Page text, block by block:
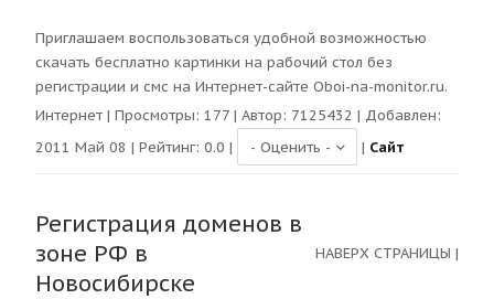
Приглашаем воспользоваться удобной возможностью
скачать бесплатно картинки на рабочий стол без
регистрации и смс на Интернет-сайте Oboi-na-monitor.ru.
Интернет | Просмотры: 177 | Автор: 7125432 | Добавлен:
2011 Май 08 | Рейтинг: 0.0 | | Сайт
Регистрация доменов в
зоне РФ в
Новосибирске
НАВЕРХ СТРАНИЦЫ |